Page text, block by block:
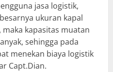
jasa logistik,
ukuran kapal
kapasitas muatan
sehingga pada
menekan biaya logistik
Capt.Dian.